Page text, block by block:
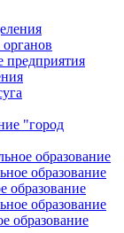
"город
образование
образование
образование
образование
образование